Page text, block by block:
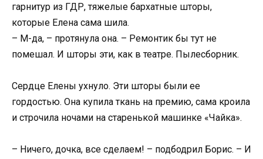
гарнитур из ГДР, тяжелые бархатные шторы,
которые Елена сама шила.
– М-да, – протянула она. – Ремонтик бы тут не
помешал. И шторы эти, как в театре. Пылесборник.
Сердце Елены ухнуло. Эти шторы были ее
гордостью. Она купила ткань на премию, сама кроила
и строчила ночами на старенькой машинке «Чайка».
– Ничего, дочка, все сделаем! – подбодрил Борис. – И